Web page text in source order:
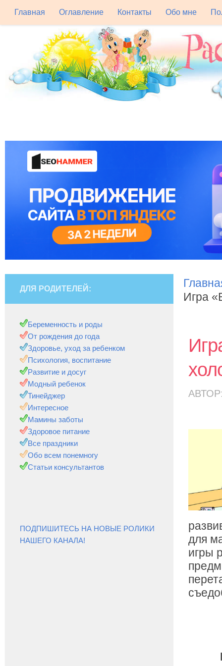
Главная Оглавление Контакты Обо мне
Игра
для
игры
ДЛЯ РОДИТЕЛЕЙ:
Беременность и роды
От рождения до года
Здоровье, уход за ребенком
Психология, воспитание
Развитие и досуг
Модный ребенок
Тинейджер
Интересное
Мамины заботы
Здоровое питание
Все праздники
Обо всем понемногу
Статьи консультантов
ПОДПИШИТЕСЬ НА НОВЫЕ РОЛИКИ
НАШЕГО КАНАЛА!